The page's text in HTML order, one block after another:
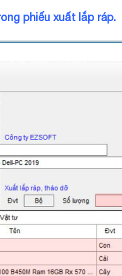
phiếu xuất lắp ráp.